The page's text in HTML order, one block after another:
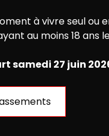
à vivre seul ou
au moins 18 ans
samedi 27 juin